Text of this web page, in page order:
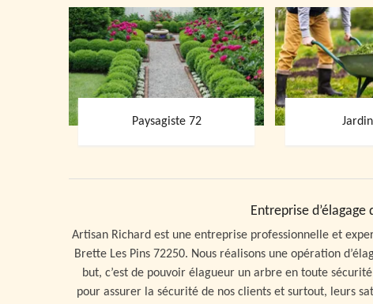
Paysagiste 72
Entreprise d’élagage
Artisan Richard est une entreprise professionnelle et
Brette Les Pins 72250. Nous réalisons une opération
but, c’est de pouvoir élagueur un arbre en toute
pour assurer la sécurité de nos clients et surtout, leurs